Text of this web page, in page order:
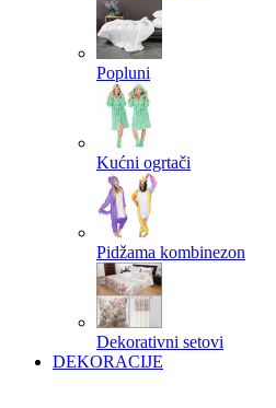
Popluni
Kućni ogrtači
Pidžama kombinezon
Dekorativni setovi
DEKORACIJE